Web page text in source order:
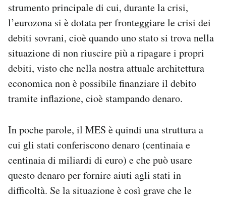
strumento principale di cui, durante la crisi,
l’eurozona si è dotata per fronteggiare le crisi dei
debiti sovrani, cioè quando uno stato si trova nella
situazione di non riuscire più a ripagare i propri
debiti, visto che nella nostra attuale architettura
economica non è possibile finanziare il debito
tramite inflazione, cioè stampando denaro.
In poche parole, il MES è quindi una struttura a
cui gli stati conferiscono denaro (centinaia e
centinaia di miliardi di euro) e che può usare
questo denaro per fornire aiuti agli stati in
difficoltà. Se la situazione è così grave che le